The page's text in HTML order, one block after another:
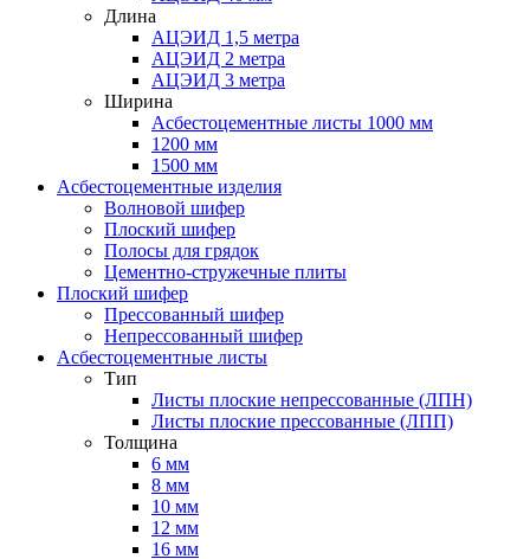
Длина
АЦЭИД 1,5 метра
АЦЭИД 2 метра
АЦЭИД 3 метра
Ширина
Асбестоцементные листы 1000 мм
1200 мм
1500 мм
Асбестоцементные изделия
Волновой шифер
Плоский шифер
Полосы для грядок
Цементно-стружечные плиты
Плоский шифер
Прессованный шифер
Непрессованный шифер
Асбестоцементные листы
Тип
Листы плоские непрессованные (ЛПН)
Листы плоские прессованные (ЛПП)
Толщина
6 мм
8 мм
10 мм
12 мм
16 мм